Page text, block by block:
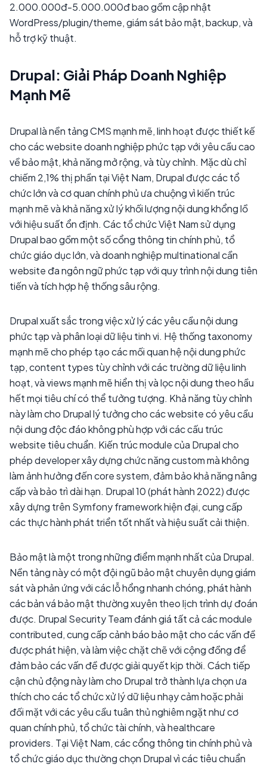
2.000.000đ-5.000.000đ bao gồm cập nhật
WordPress/plugin/theme, giám sát bảo mật, backup, và
hỗ trợ kỹ thuật.
Drupal: Giải Pháp Doanh Nghiệp
Mạnh Mẽ
Drupal là nền tảng CMS mạnh mẽ, linh hoạt được thiết kế
cho các website doanh nghiệp phức tạp với yêu cầu cao
về bảo mật, khả năng mở rộng, và tùy chỉnh. Mặc dù chỉ
chiếm 2,1% thị phần tại Việt Nam, Drupal được các tổ
chức lớn và cơ quan chính phủ ưa chuộng vì kiến trúc
mạnh mẽ và khả năng xử lý khối lượng nội dung khổng lồ
với hiệu suất ổn định. Các tổ chức Việt Nam sử dụng
Drupal bao gồm một số cổng thông tin chính phủ, tổ
chức giáo dục lớn, và doanh nghiệp multinational cần
website đa ngôn ngữ phức tạp với quy trình nội dung tiên
tiến và tích hợp hệ thống sâu rộng.
Drupal xuất sắc trong việc xử lý các yêu cầu nội dung
phức tạp và phân loại dữ liệu tinh vi. Hệ thống taxonomy
mạnh mẽ cho phép tạo các mối quan hệ nội dung phức
tạp, content types tùy chỉnh với các trường dữ liệu linh
hoạt, và views mạnh mẽ hiển thị và lọc nội dung theo hầu
hết mọi tiêu chí có thể tưởng tượng. Khả năng tùy chỉnh
này làm cho Drupal lý tưởng cho các website có yêu cầu
nội dung độc đáo không phù hợp với các cấu trúc
website tiêu chuẩn. Kiến trúc module của Drupal cho
phép developer xây dựng chức năng custom mà không
làm ảnh hưởng đến core system, đảm bảo khả năng nâng
cấp và bảo trì dài hạn. Drupal 10 (phát hành 2022) được
xây dựng trên Symfony framework hiện đại, cung cấp
các thực hành phát triển tốt nhất và hiệu suất cải thiện.
Bảo mật là một trong những điểm mạnh nhất của Drupal.
Nền tảng này có một đội ngũ bảo mật chuyên dụng giám
sát và phản ứng với các lỗ hổng nhanh chóng, phát hành
các bản vá bảo mật thường xuyên theo lịch trình dự đoán
được. Drupal Security Team đánh giá tất cả các module
contributed, cung cấp cảnh báo bảo mật cho các vấn đề
được phát hiện, và làm việc chặt chẽ với cộng đồng để
đảm bảo các vấn đề được giải quyết kịp thời. Cách tiếp
cận chủ động này làm cho Drupal trở thành lựa chọn ưa
thích cho các tổ chức xử lý dữ liệu nhạy cảm hoặc phải
đối mặt với các yêu cầu tuân thủ nghiêm ngặt như cơ
quan chính phủ, tổ chức tài chính, và healthcare
providers. Tại Việt Nam, các cổng thông tin chính phủ và
tổ chức giáo dục thường chọn Drupal vì các tiêu chuẩn